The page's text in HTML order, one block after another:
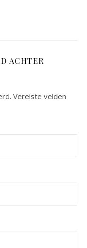
ACHTER
Vereiste velden